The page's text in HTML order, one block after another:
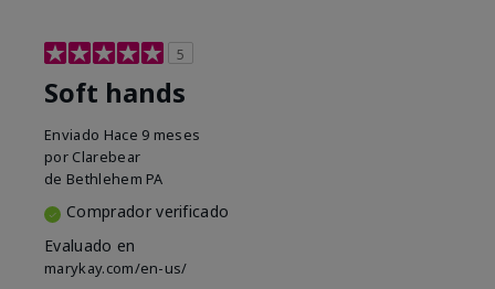
5
Soft hands
Enviado Hace 9 meses
por Clarebear
de Bethlehem PA
Comprador verificado
Evaluado en
marykay.com/en-us/